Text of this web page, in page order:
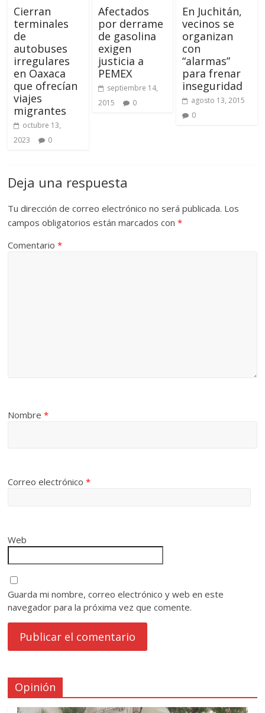
Cierran
terminales
de
autobuses
irregulares
en Oaxaca
que ofrecían
viajes
migrantes
octubre 13,
2023
0
Afectados
por derrame
de gasolina
exigen
justicia a
PEMEX
septiembre 14,
2015
0
En Juchitán,
vecinos se
organizan
con
“alarmas”
para frenar
inseguridad
agosto 13, 2015
0
Deja una respuesta
Tu dirección de correo electrónico no será publicada. Los
campos obligatorios están marcados con*
Comentario*
Nombre*
Correo electrónico*
Web
Guarda mi nombre, correo electrónico y web en este
navegador para la próxima vez que comente.
Opinión